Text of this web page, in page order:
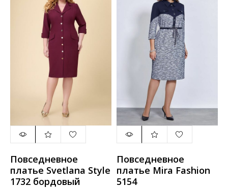
Повседневное
платье Svetlana Style
1732 бордовый
Повседневное
платье Mira Fashion
5154